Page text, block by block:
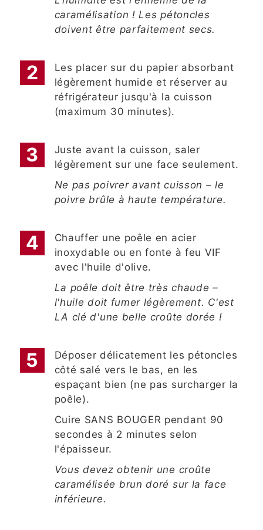
caramélisation ! Les pétoncles
doivent être parfaitement secs.
Les placer sur du papier absorbant
légèrement humide et réserver au
réfrigérateur jusqu'à la cuisson
(maximum 30 minutes).
Juste avant la cuisson, saler
légèrement sur une face seulement.
Ne pas poivrer avant cuisson – le
poivre brûle à haute température.
Chauffer une poêle en acier
inoxydable ou en fonte à feu VIF
avec l'huile d'olive.
La poêle doit être très chaude –
l'huile doit fumer légèrement. C'est
LA clé d'une belle croûte dorée !
Déposer délicatement les pétoncles
côté salé vers le bas, en les
espaçant bien (ne pas surcharger la
poêle).
Cuire SANS BOUGER pendant 90
secondes à 2 minutes selon
l'épaisseur.
Vous devez obtenir une croûte
caramélisée brun doré sur la face
inférieure.